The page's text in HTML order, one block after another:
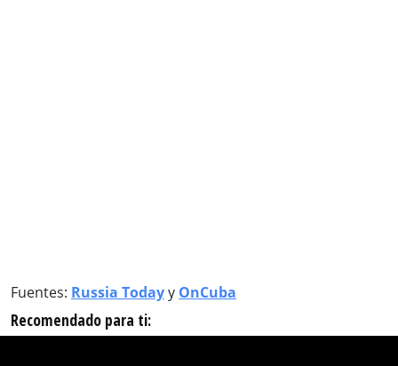
Fuentes: Russia Todayy OnCuba
Recomendado para ti: